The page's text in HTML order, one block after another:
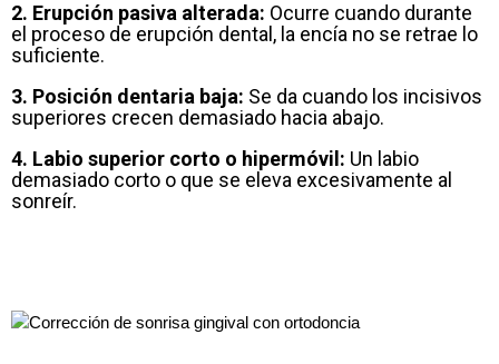
2. Erupción pasiva alterada: Ocurre cuando durante
el proceso de erupción dental, la encía no se retrae lo
suficiente.
3. Posición dentaria baja: Se da cuando los incisivos
superiores crecen demasiado hacia abajo.
4. Labio superior corto o hipermóvil: Un labio
demasiado corto o que se eleva excesivamente al
sonreír.